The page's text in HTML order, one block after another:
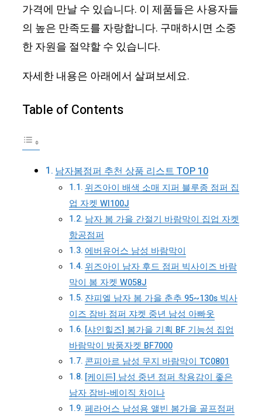
가격에 만날 수 있습니다. 이 제품들은 사용자들
의 높은 만족도를 자랑합니다. 구매하시면 소중
한 자원을 절약할 수 있습니다.
자세한 내용은 아래에서 살펴보세요.
Table of Contents
남자봄점퍼 추천 상품 리스트 TOP 10
위즈아이 배색 소매 지퍼 블루종 점퍼 집
업 자켓 WI100J
남자 봄 가을 간절기 바람막이 집업 자켓
항공점퍼
에버유어스 남성 바람막이
위즈아이 남자 후드 점퍼 빅사이즈 바람
막이 봄 자켓 W058J
쟌피엘 남자 봄 가을 춘추 95~130s 빅사
이즈 잠바 점퍼 쟈켓 중년 남성 아빠옷
[샤인힐즈] 봄가을 기획 BF 기능성 집업
바람막이 방풍자켓 BF7000
콘피아르 남성 무지 바람막이 TC0801
[케이든] 남성 중년 점퍼 착용감이 좋은
남자 잠바-베이직 차이나
페라어스 남성용 앨빈 봄가을 골프점퍼